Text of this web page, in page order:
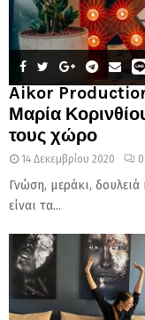
Aikor
Μαρία
τους χώρο
14 Δεκεμβρίου 2020 0
Γνώση, μεράκι,
είναι τα...